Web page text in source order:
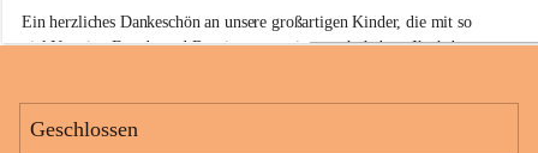
r
a
Ein herzliches Dankeschön an unsere großartigen Kinder, die mit so
viel Neugier, Freude und Begeisterung mitgemacht haben. Ihr habt
Geschlossen